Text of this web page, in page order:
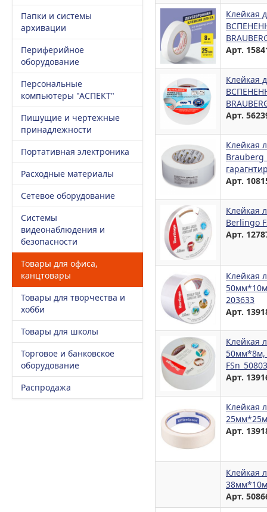
Папки и системы
архивации
Периферийное
оборудование
Персональные
компьютеры "АСПЕКТ"
Пишущие и чертежные
принадлежности
Портативная электроника
Расходные материалы
Сетевое оборудование
Системы
видеонаблюдения и
безопасности
Товары для офиса,
канцтовары
Товары для творчества и
хобби
Товары для школы
Торговое и банковское
оборудование
Распродажа
Клейкая
Арт.
Клейкая
Арт.
Клейкая
Brauberg
Арт.
Клейкая
Berlingo
Арт.
Клейкая
203633
Арт.
Клейкая
50мм*8м,
Арт.
Клейкая
Арт.
Клейкая
Арт.